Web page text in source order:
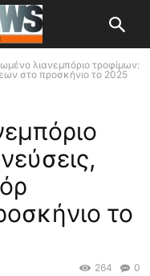
λιανεμπόριο τροφίμων:
στο προσκήνιο το 2025
το
0
264